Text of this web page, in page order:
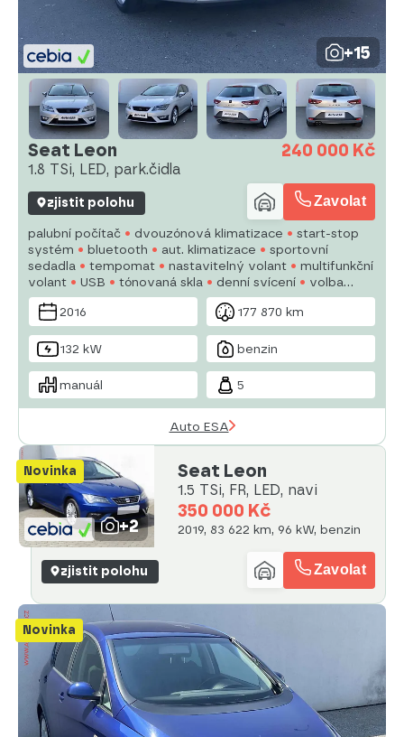
+15
Seat Leon
1.8 TSi, LED, park.čidla
240 000 Kč
zjistit polohu Zavolat
palubní počítač dvouzónová klimatizace
start-stop
systém
bluetooth aut. klimatizace
sportovní
sedadla
tempomat nastavitelný volant
multifunkční
volant
USB tónovaná skla denní svícení
volba
jízdního režimu
alu kola
manuální převodovka
2016
177 870 km
132 kW benzin
manuál 5
Auto ESA
Novinka
+2
Seat Leon
1.5 TSi, FR, LED, navi
350 000 Kč
2019, 83 622 km, 96 kW, benzin
zjistit polohu Zavolat
Novinka